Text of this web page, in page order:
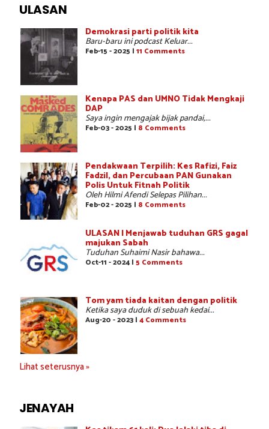
ULASAN
Demokrasi parti politik kita
Baru-baru ini podcast Keluar...
Feb-15 - 2025 | 11 Comments
Kenapa PAS dan UMNO Tidak Mengkaji
DAP
Saya ingin mengajak bijak pandai,...
Feb-03 - 2025 | 8 Comments
Pendakwaan Terpilih: Kes Rafizi, Faiz
Fadzil, dan Percubaan PAN Gunakan
Polis Untuk Fitnah Politik
Oleh Hilmi Afendi Selepas Pilihan...
Feb-02 - 2025 | 8 Comments
ULASAN | Menjawab tuduhan GRS gagal
majukan Sabah
Tuduhan Suhaimi Nasir bahawa...
Oct-11 - 2024 | 5 Comments
Tom yam tiada kaitan dengan politik
Ketika saya duduk di sebuah kedai...
Aug-20 - 2023 | 4 Comments
Lihat seterusnya »
JENAYAH